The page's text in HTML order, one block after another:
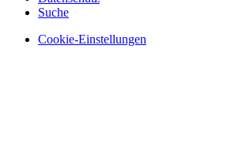
Suche
Cookie-Einstellungen